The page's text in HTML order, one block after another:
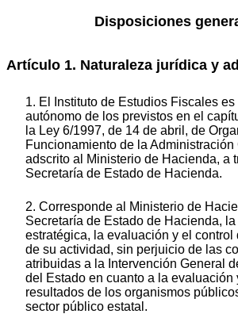
Disposiciones
Artículo 1. Naturaleza jurídica y
1. El Instituto de Estudios Fiscales
autónomo de los previstos en el
la Ley 6/1997, de 14 de abril, de
Funcionamiento de la
adscrito al Ministerio de Hacienda, a
Secretaría de Estado de Hacienda.
2. Corresponde al Ministerio de
Secretaría de Estado de Hacienda,
estratégica, la evaluación y el control
de su actividad, sin perjuicio de las
atribuidas a la Intervención General
del Estado en cuanto a la evaluación
resultados de los organismos
sector público estatal.